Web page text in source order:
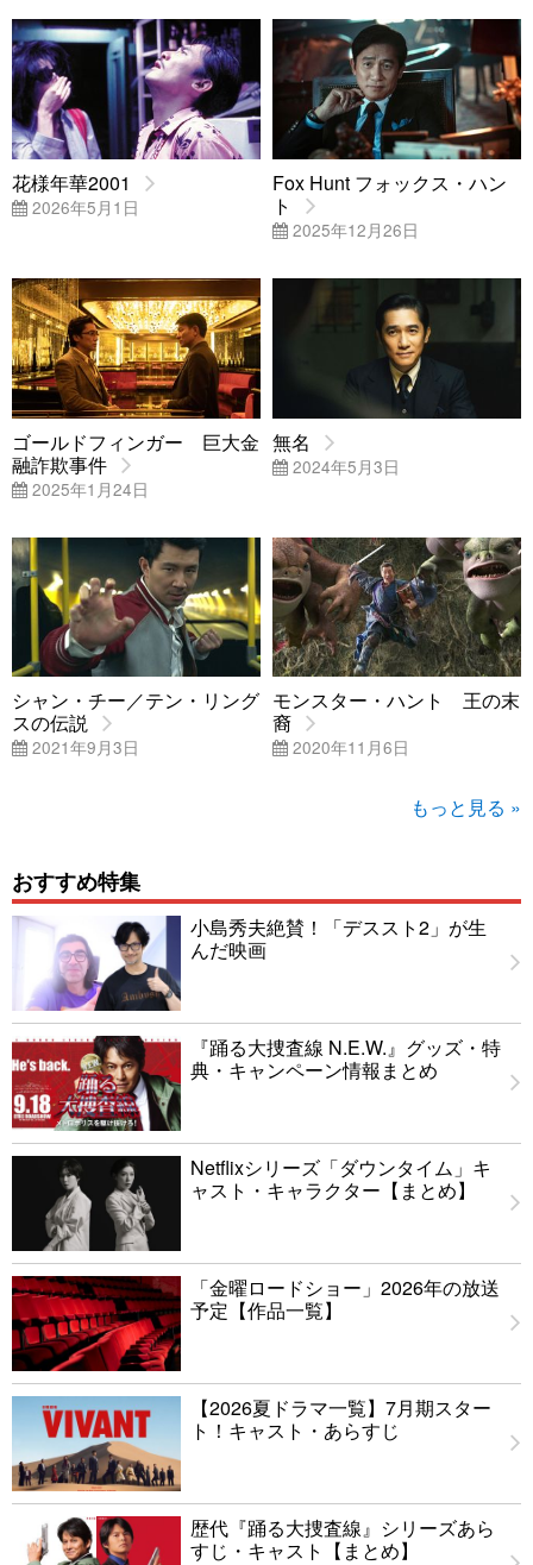
花様年華2001
2026年5月1日
Fox Hunt フォックス・ハン
ト
2025年12月26日
ゴールドフィンガー 巨大金
融詐欺事件
2025年1月24日
無名
2024年5月3日
シャン・チー／テン・リング
スの伝説
2021年9月3日
モンスター・ハント 王の末
裔
2020年11月6日
もっと見る »
おすすめ特集
小島秀夫絶賛！「デススト2」が生
んだ映画
『踊る大捜査線 N.E.W.』グッズ・特
典・キャンペーン情報まとめ
Netflixシリーズ「ダウンタイム」キ
ャスト・キャラクター【まとめ】
「金曜ロードショー」2026年の放送
予定【作品一覧】
【2026夏ドラマ一覧】7月期スター
ト！キャスト・あらすじ
歴代『踊る大捜査線』シリーズあら
すじ・キャスト【まとめ】